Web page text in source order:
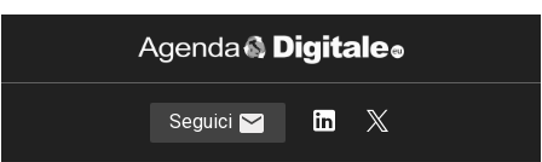
Seguici